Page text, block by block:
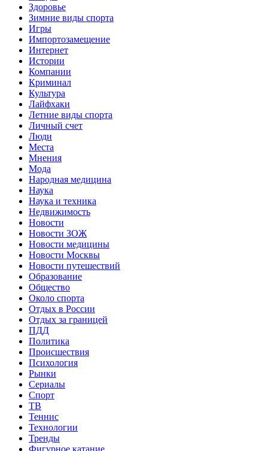
Здоровье
Зимние виды спорта
Игры
Импортозамещение
Интернет
Истории
Компании
Криминал
Культура
Лайфхаки
Летние виды спорта
Личный счет
Люди
Места
Мнения
Мода
Народная медицина
Наука
Наука и техника
Недвижимость
Новости
Новости ЗОЖ
Новости медицины
Новости Москвы
Новости путешествий
Образование
Общество
Около спорта
Отдых в России
Отдых за границей
ПДД
Политика
Происшествия
Психология
Рынки
Сериалы
Спорт
ТВ
Теннис
Технологии
Тренды
Фигурное катание